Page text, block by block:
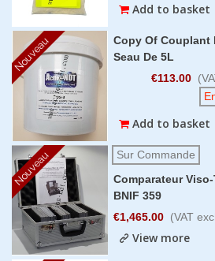
Add to basket
Nouveau
Copy Of Couplant
Seau De 5L
€113.00
Add to basket
Nouveau
Sur Commande
Comparateur
BNIF 359
€1,465.00 (VAT
View more